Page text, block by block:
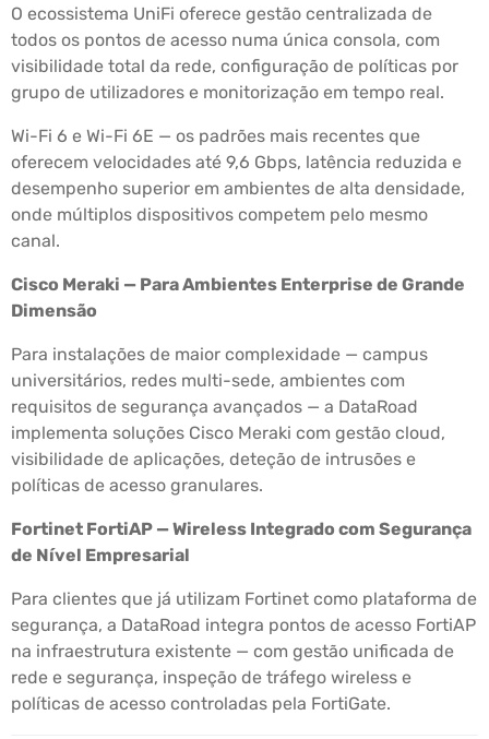
O ecossistema UniFi oferece gestão centralizada de
todos os pontos de acesso numa única consola, com
visibilidade total da rede, configuração de políticas por
grupo de utilizadores e monitorização em tempo real.
Wi-Fi 6 e Wi-Fi 6E — os padrões mais recentes que
oferecem velocidades até 9,6 Gbps, latência reduzida e
desempenho superior em ambientes de alta densidade,
onde múltiplos dispositivos competem pelo mesmo
canal.
Cisco Meraki — Para Ambientes Enterprise de Grande
Dimensão
Para instalações de maior complexidade — campus
universitários, redes multi-sede, ambientes com
requisitos de segurança avançados — a DataRoad
implementa soluções Cisco Meraki com gestão cloud,
visibilidade de aplicações, deteção de intrusões e
políticas de acesso granulares.
Fortinet FortiAP — Wireless Integrado com Segurança
de Nível Empresarial
Para clientes que já utilizam Fortinet como plataforma de
segurança, a DataRoad integra pontos de acesso FortiAP
na infraestrutura existente — com gestão unificada de
rede e segurança, inspeção de tráfego wireless e
políticas de acesso controladas pela FortiGate.